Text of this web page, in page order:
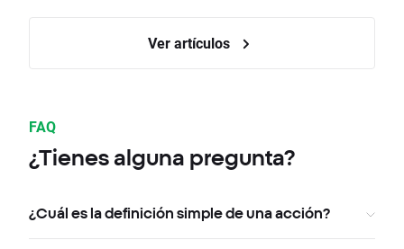
Ver artículos
FAQ
¿Tienes alguna pregunta?
¿Cuál es la definición simple de una acción?